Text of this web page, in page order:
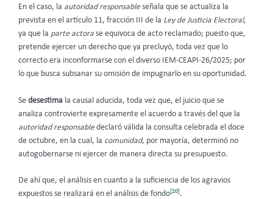
En el caso, la autoridad responsableseñala que se actualiza la
prevista en el artículo 11, fracción III de la Ley de Justicia Electoral,
ya que la parte actora se equivoca de acto reclamado; puesto que,
pretende ejercer un derecho que ya precluyó, toda vez que lo
correcto era inconformarse con el diverso IEM-CEAPI-26/2025; por
lo que busca subsanar su omisión de impugnarlo en su oportunidad.
Se desestima la causal aducida, toda vez que, el juicio que se
analiza controvierte expresamente el acuerdo a través del que la
autoridad responsabledeclaró válida la consulta celebrada el doce
de octubre, en la cual, la comunidad, por mayoría, determinó no
autogobernarse ni ejercer de manera directa su presupuesto.
De ahí que, el análisis en cuanto a la suficiencia de los agravios
expuestos se realizará en el análisis de fondo[20].